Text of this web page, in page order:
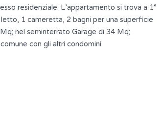
residenziale. L’appartamento si trova a 1°
1 cameretta, 2 bagni per una superficie
nel seminterrato Garage di 34 Mq;
con gli altri condomini.